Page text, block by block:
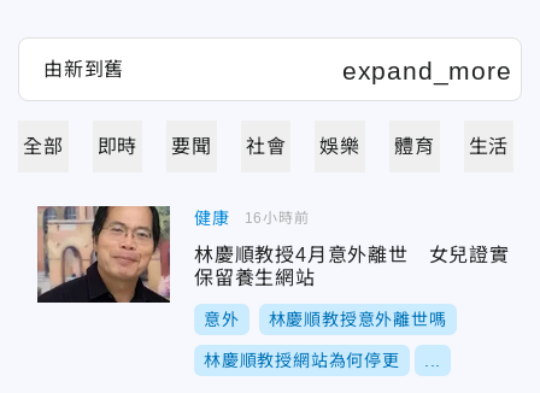
全部 即時 要聞 社會 娛樂 體育 生活
健康
林慶順教授4月意外離世 女兒證實
保留養生網站
意外 林慶順教授意外離世嗎
林慶順教授網站為何停更
16小時前